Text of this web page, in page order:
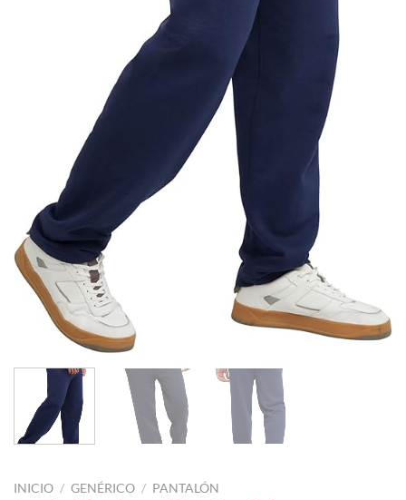
INICIO / GENÉRICO / PANTALÓN